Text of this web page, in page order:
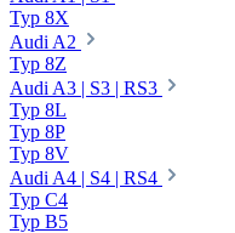
Typ 8X
Audi A2
Typ 8Z
Audi A3 | S3 | RS3
Typ 8L
Typ 8P
Typ 8V
Audi A4 | S4 | RS4
Typ C4
Typ B5